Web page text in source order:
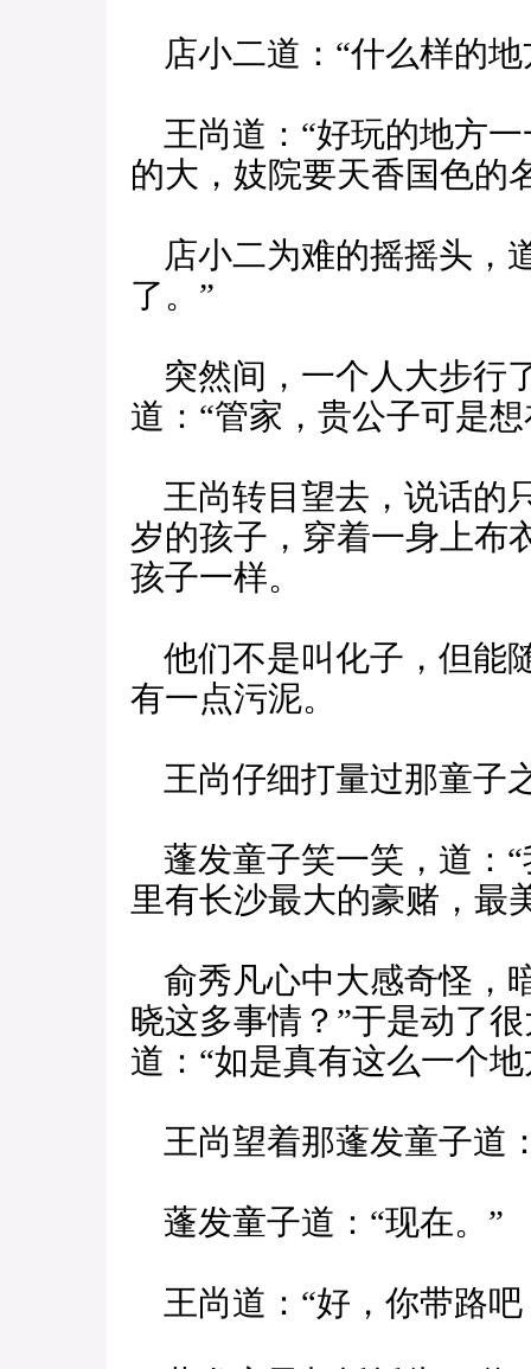
店小二道：“什么样的地
王尚道：“好玩的地方
的大，妓院要天香国色的
店小二为难的摇摇头，
了。”
突然间，一个人大步行
道：“管家，贵公子可是
王尚转目望去，说话的
岁的孩子，穿着一身上布
孩子一样。
他们不是叫化子，但能
有一点污泥。
王尚仔细打量过那童子
蓬发童子笑一笑，道：
里有长沙最大的豪赌，最
俞秀凡心中大感奇怪，
晓这多事情？”于是动了
道：“如是真有这么一个
王尚望着那蓬发童子道
蓬发童子道：“现在。”
王尚道：“好，你带路吧